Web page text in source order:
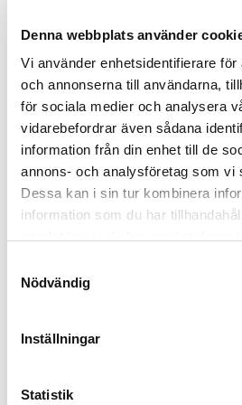
Denna webbplats använder
Vi använder enhetsidentifierare
och annonserna till användarna,
för sociala medier och analysera
vidarebefordrar även sådana
information från din enhet till de
annons- och analysföretag som vi
Dessa kan i sin tur kombinera
information som du har
Nödvändig
Inställningar
Statistik
Täydelliset!
Olen 157cm pitkä, ja nämä on
oikeasti sanoa että sopii
naiselle! Ostin petite s koossa.
Materiaali on tosi ohutta, mutta ei
Fit
Erinomainen
Näytä lisää
Var den här